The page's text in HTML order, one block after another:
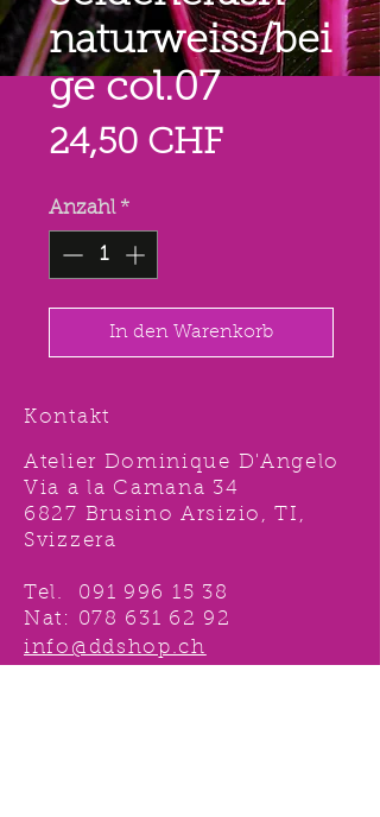
naturweiss/bei
ge col.07
24,50 CHFPreis
Anzahl *
In den Warenkorb
Kontakt
Atelier Dominique D'Angelo
Via a la Camana 34
6827 Brusino Arsizio, TI,
Svizzera
Tel. 091 996 15 38
Nat: 078 631 62 92
info@ddshop.ch